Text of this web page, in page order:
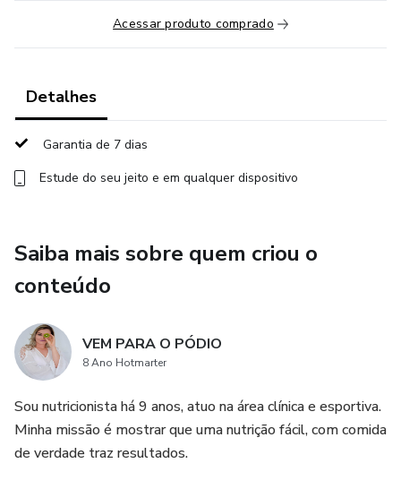
Acessar produto comprado
Detalhes
Garantia de 7 dias
Estude do seu jeito e em qualquer dispositivo
Saiba mais sobre quem criou o
conteúdo
VEM PARA O PÓDIO
8 Ano Hotmarter
Sou nutricionista há 9 anos, atuo na área clínica e esportiva.
Minha missão é mostrar que uma nutrição fácil, com comida
de verdade traz resultados.